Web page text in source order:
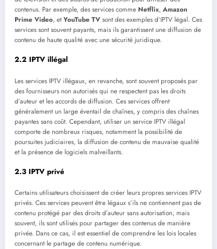
contenus. Par exemple, des services comme Netflix, Amazon
Prime Video, etYouTube TV sont des exemples d’IPTV légal. Ces
services sont souvent payants, mais ils garantissent une diffusion de
contenu de haute qualité avec une sécurité juridique.
2.2 IPTV illégal
Les services IPTV illégaux, en revanche, sont souvent proposés par
des fournisseurs non autorisés qui ne respectent pas les droits
d’auteur et les accords de diffusion. Ces services offrent
généralement un large éventail de chaînes, y compris des chaînes
payantes sans coût. Cependant, utiliser un service IPTV illégal
comporte de nombreux risques, notamment la possibilité de
poursuites judiciaires, la diffusion de contenu de mauvaise qualité
et la présence de logiciels malveillants.
2.3 IPTV privé
Certains utilisateurs choisissent de créer leurs propres services IPTV
privés. Ces services peuvent être légaux s’ils ne contiennent pas de
contenu protégé par des droits d’auteur sans autorisation, mais
souvent, ils sont utilisés pour partager des contenus de manière
privée. Dans ce cas, il est essentiel de comprendre les lois locales
concernant le partage de contenu numérique.